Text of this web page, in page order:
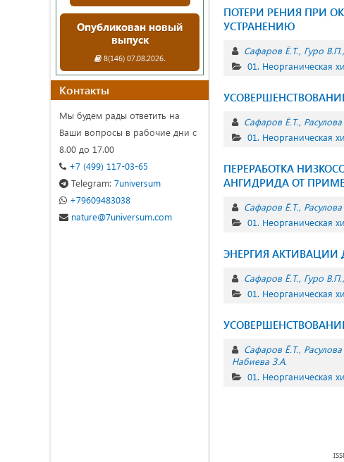
ПОТЕРИ РЕНИЯ ПРИ
УСТРАНЕНИЮ
Сафаров Ё.Т. Гуро В.П.
01. Неорганическая
Сафаров Ё.Т.
01. Неорганическая
ПЕРЕРАБОТКА
АНГИДРИДА ОТ
Сафаров Ё.Т.
01. Неорганическая
ЭНЕРГИЯ
Сафаров Ё.Т. Гуро В.П.
01. Неорганическая
Сафаров Ё.Т.
Набиева З.А.
01. Неорганическая
Опубликован новый
выпуск
8(146) 07.08.2026.
Контакты
Мы будем рады ответить на
Ваши вопросы в рабочие дни с
8.00 до 17.00
+7 (499) 117-03-65
Telegram: 7universum
+79609483038
nature@7universum.com